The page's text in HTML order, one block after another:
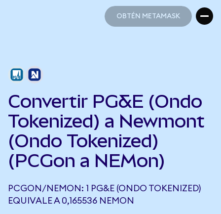
OBTÉN METAMASK
Convertir PG&E (Ondo
Tokenized) a Newmont
(Ondo Tokenized)
(PCGon a NEMon)
PCGON/NEMON: 1 PG&E (ONDO TOKENIZED)
EQUIVALE A 0,165536 NEMON